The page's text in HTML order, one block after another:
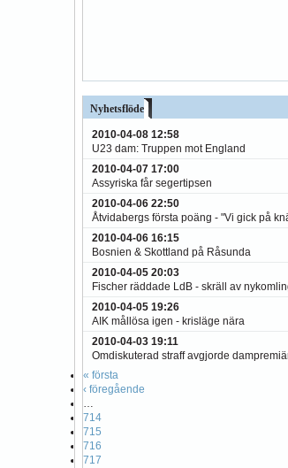
Nyhetsflöde
2010-04-08 12:58
U23 dam: Truppen mot England
2010-04-07 17:00
Assyriska får segertipsen
2010-04-06 22:50
Åtvidabergs första poäng - "Vi gick på
2010-04-06 16:15
Bosnien & Skottland på Råsunda
2010-04-05 20:03
Fischer räddade LdB - skräll av
2010-04-05 19:26
AIK mållösa igen - krisläge nära
2010-04-03 19:11
Omdiskuterad straff avgjorde
« första
‹ föregående
714
715
716
717